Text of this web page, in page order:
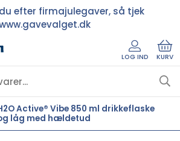
du efter firmajulegaver, så tjek
LOG IND KURV
Active® Vibe 850 ml drikkeflaske
låg med hældetud